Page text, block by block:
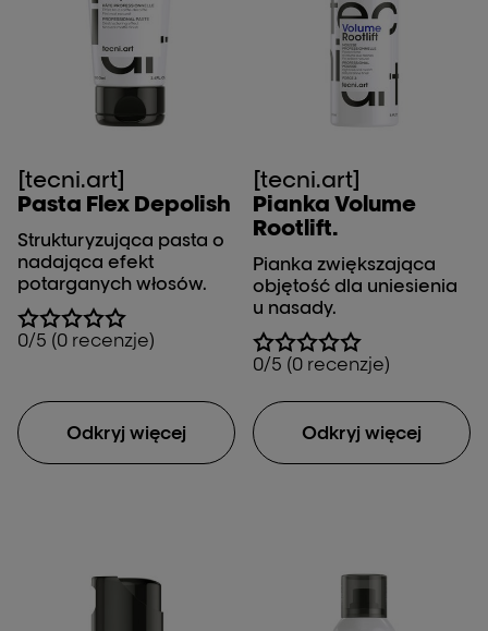
[tecni.art]
Pasta Flex Depolish
Strukturyzująca pasta o
nadająca efekt
potarganych włosów.
0/5 (0 recenzje)
Odkryj więcej
[tecni.art]
Pianka Volume
Rootlift.
Pianka zwiększająca
objętość dla uniesienia
u nasady.
0/5 (0 recenzje)
Odkryj więcej